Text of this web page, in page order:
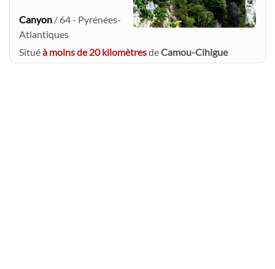
Canyon / 64 - Pyrénées-
Atlantiques
Situéà moins de 20 kilomètresdeCamou-Cihigue